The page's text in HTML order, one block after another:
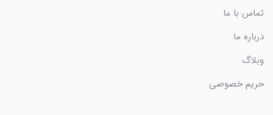
تماس با ما
درباره ما
وبلاگ
حریم خصوصی